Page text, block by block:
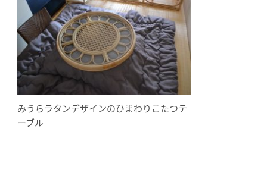
みうらラタンデザインのひまわりこたつテ
ーブル